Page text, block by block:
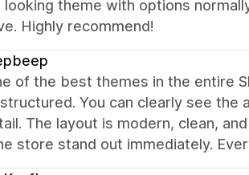
looking theme with options
Highly recommend!
of the best themes in the entire
You can clearly see
The layout is modern, clean,
store stand out immediately.